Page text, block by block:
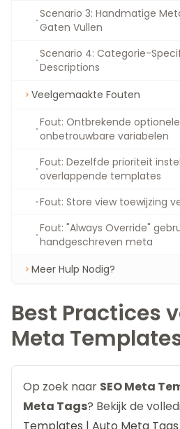
Scenario 3: Handmatige
Gaten Vullen
Scenario 4: Categorie-
Descriptions
Veelgemaakte Fouten
Fout: Ontbrekende
onbetrouwbare variabelen
Fout: Dezelfde prioriteit
overlappende templates
Fout: Store view toewijzing
Fout: "Always Override"
handgeschreven meta
Meer Hulp Nodig?
Best Practices
Meta
Op zoek naar SEO Meta
Meta Tags? Bekijk de